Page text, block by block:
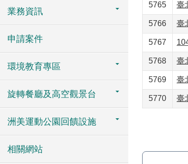
業務資訊
申請案件
環境教育專區
旋轉餐廳及高空觀景台
洲美運動公園回饋設施
相關網站
5765 臺
5766 臺
5767
5768 臺
5769 臺
5770 臺